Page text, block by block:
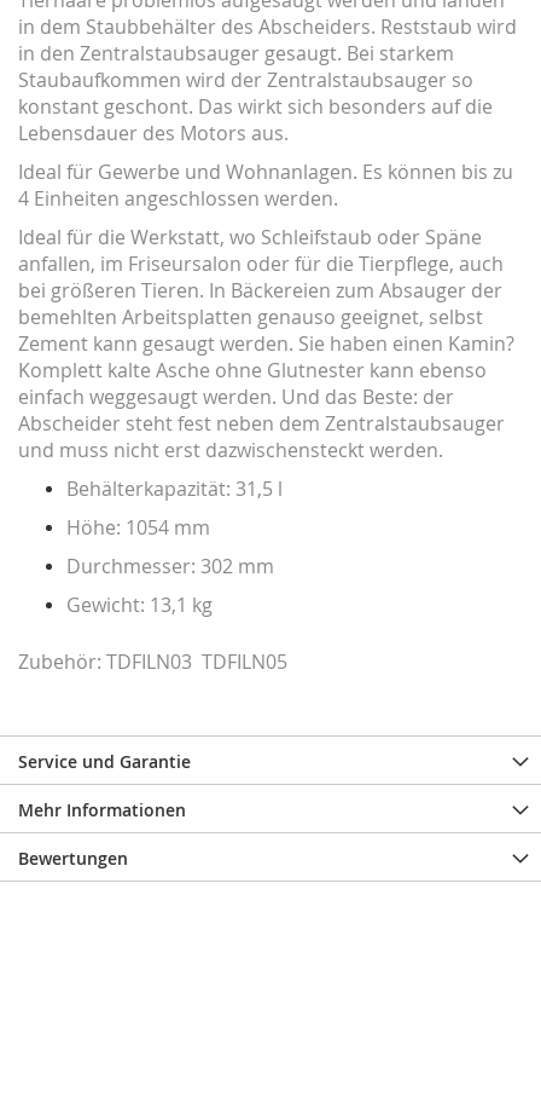
in dem Staubbehälter des Abscheiders. Reststaub wird
in den Zentralstaubsauger gesaugt. Bei starkem
Staubaufkommen wird der Zentralstaubsauger so
konstant geschont. Das wirkt sich besonders auf die
Lebensdauer des Motors aus.
Ideal für Gewerbe und Wohnanlagen. Es können bis zu
4 Einheiten angeschlossen werden.
Ideal für die Werkstatt, wo Schleifstaub oder Späne
anfallen, im Friseursalon oder für die Tierpflege, auch
bei größeren Tieren. In Bäckereien zum Absauger der
bemehlten Arbeitsplatten genauso geeignet, selbst
Zement kann gesaugt werden. Sie haben einen Kamin?
Komplett kalte Asche ohne Glutnester kann ebenso
einfach weggesaugt werden. Und das Beste: der
Abscheider steht fest neben dem Zentralstaubsauger
und muss nicht erst dazwischensteckt werden.
Behälterkapazität: 31,5 l
Höhe: 1054 mm
Durchmesser: 302 mm
Gewicht: 13,1 kg
Zubehör: TDFILN03 TDFILN05
Service und Garantie
Mehr Informationen
Bewertungen